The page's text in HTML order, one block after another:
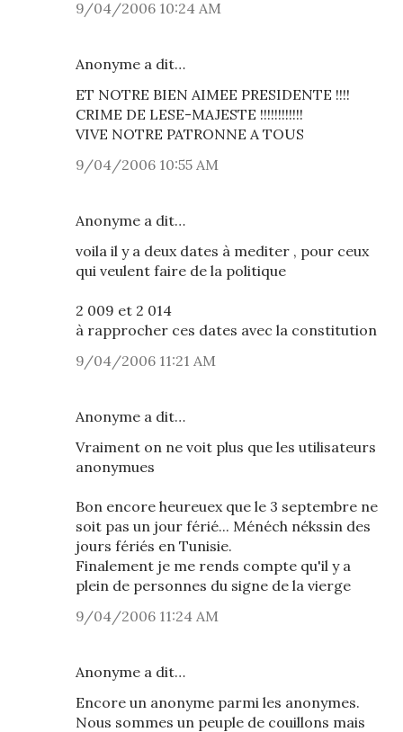
9/04/2006 10:24 AM
Anonyme a dit…
ET NOTRE BIEN AIMEE PRESIDENTE !!!!
CRIME DE LESE-MAJESTE !!!!!!!!!!!!
VIVE NOTRE PATRONNE A TOUS
9/04/2006 10:55 AM
Anonyme a dit…
voila il y a deux dates à mediter , pour ceux
qui veulent faire de la politique
2 009 et 2 014
à rapprocher ces dates avec la constitution
9/04/2006 11:21 AM
Anonyme a dit…
Vraiment on ne voit plus que les utilisateurs
anonymues
Bon encore heureuex que le 3 septembre ne
soit pas un jour férié... Ménéch nékssin des
jours fériés en Tunisie.
Finalement je me rends compte qu'il y a
plein de personnes du signe de la vierge
9/04/2006 11:24 AM
Anonyme a dit…
Encore un anonyme parmi les anonymes.
Nous sommes un peuple de couillons mais